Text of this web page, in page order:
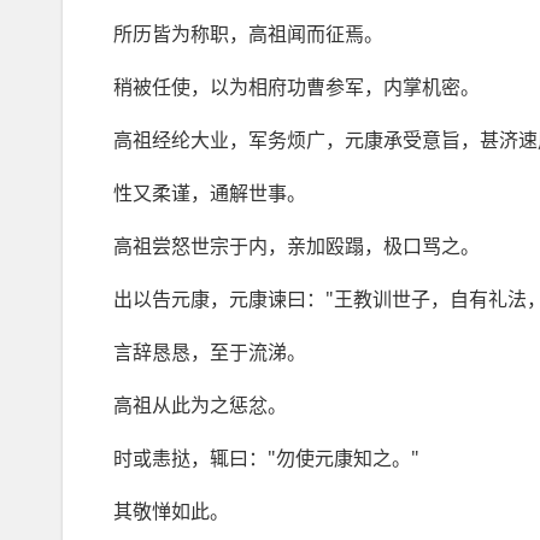
所历皆为称职，高祖闻而征焉。
稍被任使，以为相府功曹参军，内掌机密。
高祖经纶大业，军务烦广，元康承受意旨，甚济速
性又柔谨，通解世事。
高祖尝怒世宗于内，亲加殴蹋，极口骂之。
出以告元康，元康谏曰："王教训世子，自有礼法
言辞恳恳，至于流涕。
高祖从此为之惩忿。
时或恚挞，辄曰："勿使元康知之。"
其敬惮如此。